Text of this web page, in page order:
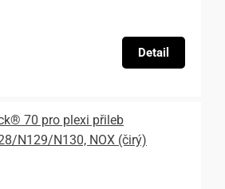
Detail
70 pro plexi přileb
N129/N130, NOX (čirý)